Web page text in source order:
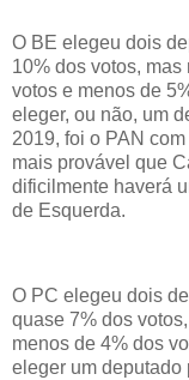
O BE elegeu dois
10% dos votos, mas
votos e menos de
eleger, ou não, um
2019, foi o PAN
mais provável que
dificilmente haverá
de Esquerda.
O PC elegeu dois
quase 7% dos
menos de 4% dos
eleger um deputado